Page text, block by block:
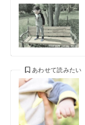
あわせて読みたい